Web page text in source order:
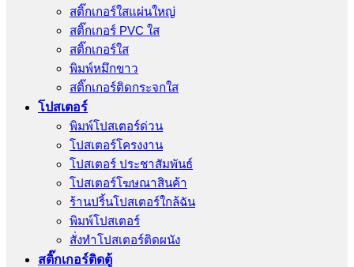
สติ๊กเกอร์ใสแผ่นใหญ่
สติ๊กเกอร์ PVC ใส
สติ๊กเกอร์ใส
พิมพ์หมึกขาว
สติ๊กเกอร์ติดกระจกใส
โปสเตอร์
พิมพ์โปสเตอร์ด่วน
โปสเตอร์โครงงาน
โปสเตอร์ ประชาสัมพันธ์
โปสเตอร์โฆษณาสินค้า
ร้านปริ้นโปสเตอร์ใกล้ฉัน
พิมพ์โปสเตอร์
สั่งทําโปสเตอร์ติดผนัง
สติ๊กเกอร์ติดตู้